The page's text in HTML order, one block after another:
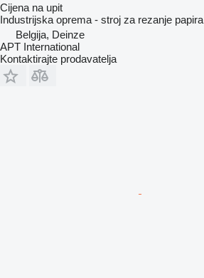
Cijena na upit
Industrijska oprema - stroj za rezanje papira
Belgija, Deinze
APT International
Kontaktirajte prodavatelja